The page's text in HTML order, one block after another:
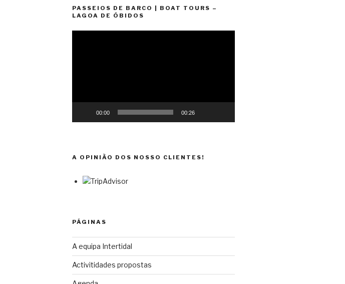
PASSEIOS DE BARCO | BOAT TOURS –
LAGOA DE ÓBIDOS
00:00 00:26
A OPINIÃO DOS NOSSO CLIENTES!
PÁGINAS
A equipa Intertidal
Activitidades propostas